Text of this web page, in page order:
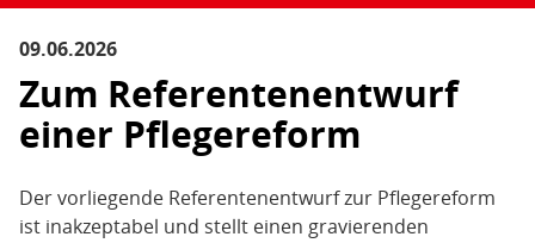
hier
Aktuelles
09.06.2026
Zum Referentenentwurf
einer Pflegereform
Der vorliegende Referentenentwurf zur Pflegereform
ist inakzeptabel und stellt einen gravierenden